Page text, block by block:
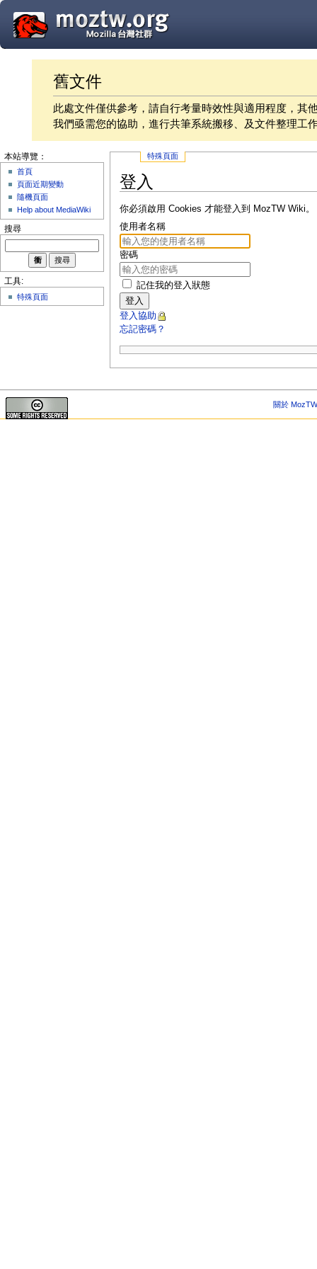
舊文件
此處文件僅供參考，請自行考量時效性與適用程度，其
我們亟需您的協助，進行共筆系統搬移、及文件整理工
特殊頁面
登入
你必須啟用 Cookies 才能登入到 MozTW Wiki。
使用者名稱
密碼
記住我的登入狀態
登入
登入協助
忘記密碼？
本站導覽：
首頁
頁面近期變動
隨機頁面
Help about MediaWiki
搜尋
工具:
特殊頁面
關於